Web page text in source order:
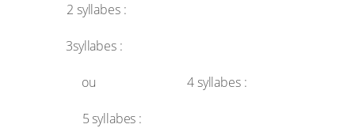
2 syllabes :
3syllabes :
ou 4 syllabes :
5 syllabes :